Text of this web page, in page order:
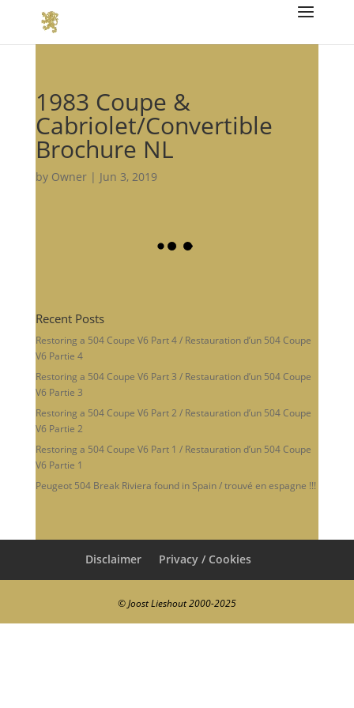
1983 Coupe &
Cabriolet/Convertible
Brochure NL
by Owner| Jun 3, 2019
Recent Posts
Restoring a 504 Coupe V6 Part 4 / Restauration d’un 504 Coupe
V6 Partie 4
Restoring a 504 Coupe V6 Part 3 / Restauration d’un 504 Coupe
V6 Partie 3
Restoring a 504 Coupe V6 Part 2 / Restauration d’un 504 Coupe
V6 Partie 2
Restoring a 504 Coupe V6 Part 1 / Restauration d’un 504 Coupe
V6 Partie 1
Peugeot 504 Break Riviera found in Spain / trouvé en espagne !!!
Disclaimer Privacy / Cookies
© Joost Lieshout 2000-2025